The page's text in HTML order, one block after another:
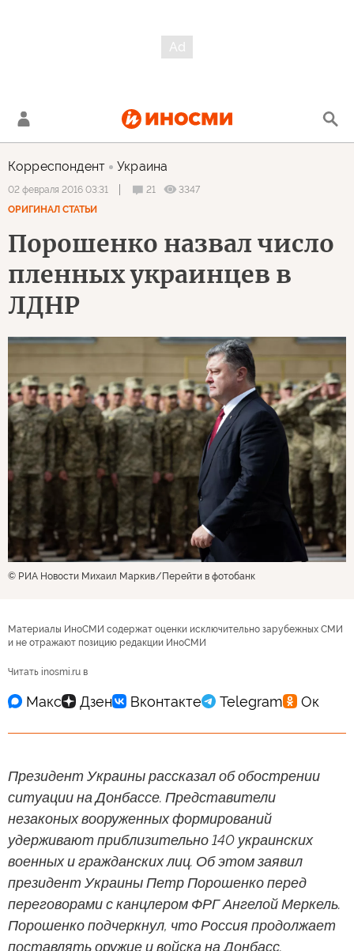
Корреспондент Украина
02 февраля 2016 03:31 21
3347
ОРИГИНАЛ СТАТЬИ
Порошенко назвал число
пленных украинцев в
ЛДНР
© РИА Новости Михаил Маркив Перейти в фотобанк
Материалы ИноСМИ содержат оценки исключительно зарубежных СМИ
и не отражают позицию редакции ИноСМИ
Читать inosmi.ru в
Президент Украины рассказал об обострении
ситуации на Донбассе. Представители
незаконых вооруженных формирований
удерживают приблизительно 140 украинских
военных и гражданских лиц. Об этом заявил
президент Украины Петр Порошенко перед
переговорами с канцлером ФРГ Ангелой Меркель.
Порошенко подчеркнул, что Россия продолжает
поставлять оружие и войска на Донбасс.